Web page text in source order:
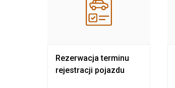
Rezerwacja terminu
rejestracji pojazdu